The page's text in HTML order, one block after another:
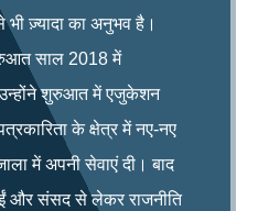
भी ज़्यादा का अनुभव है।
साल 2018 में
शुरुआत में एजुकेशन
के क्षेत्र में नए-नए
में अपनी सेवाएं दी। बाद
और संसद से लेकर राजनीति